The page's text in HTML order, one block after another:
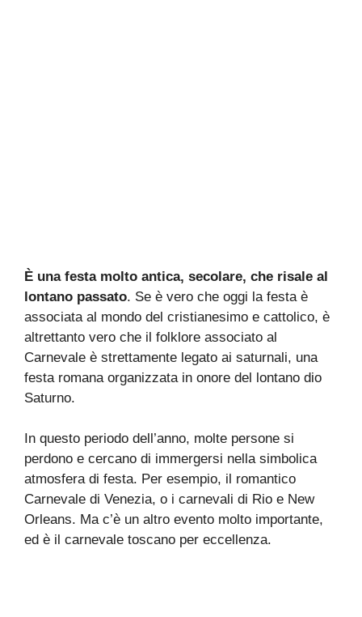
È una festa molto antica, secolare, che risale al
lontano passato. Se è vero che oggi la festa è
associata al mondo del cristianesimo e cattolico, è
altrettanto vero che il folklore associato al
Carnevale è strettamente legato ai saturnali, una
festa romana organizzata in onore del lontano dio
Saturno.
In questo periodo dell’anno, molte persone si
perdono e cercano di immergersi nella simbolica
atmosfera di festa. Per esempio, il romantico
Carnevale di Venezia, o i carnevali di Rio e New
Orleans. Ma c’è un altro evento molto importante,
ed è il carnevale toscano per eccellenza.